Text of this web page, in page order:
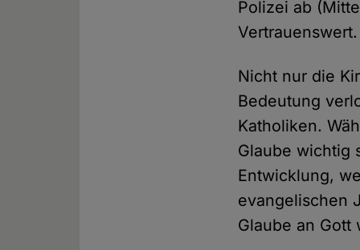
Polizei ab
Vertrauenswert.
Nicht nur die
Bedeutung
Katholiken.
Glaube wichtig
Entwicklung,
evangelischen
Glaube an